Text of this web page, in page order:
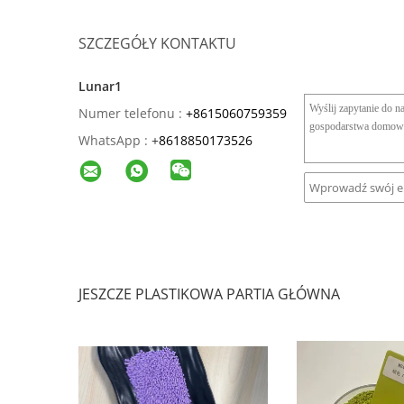
SZCZEGÓŁY KONTAKTU
Lunar1
Numer telefonu : +8615060759359
WhatsApp : +8618850173526
JESZCZE PLASTIKOWA PARTIA GŁÓWNA